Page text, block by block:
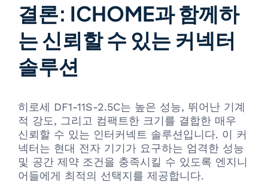
결론: ICHOME과 함께하
는 신뢰할 수 있는 커넥터
솔루션
히로세 DF1-11S-2.5C는 높은 성능, 뛰어난 기계
적 강도, 그리고 컴팩트한 크기를 결합한 매우
신뢰할 수 있는 인터커넥트 솔루션입니다. 이 커
넥터는 현대 전자 기기가 요구하는 엄격한 성능
및 공간 제약 조건을 충족시킬 수 있도록 엔지니
어들에게 최적의 선택지를 제공합니다.